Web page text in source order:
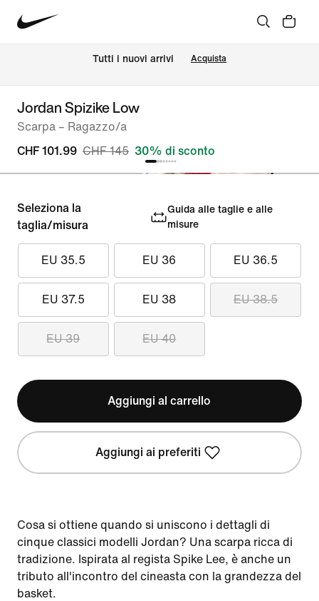
Tutti i nuovi arrivi Acquista
Jordan Spizike Low
Scarpa – Ragazzo/a
CHF 101.99 CHF 145 30% di sconto
Seleziona la
taglia/misura
Guida alle taglie e alle
misure
EU 35.5 EU 36 EU 36.5
EU 37.5 EU 38 EU 38.5
EU 39 EU 40
Aggiungi al carrello
Aggiungi ai preferiti
Cosa si ottiene quando si uniscono i dettagli di
cinque classici modelli Jordan? Una scarpa ricca di
tradizione. Ispirata al regista Spike Lee, è anche un
tributo all'incontro del cineasta con la grandezza del
basket.